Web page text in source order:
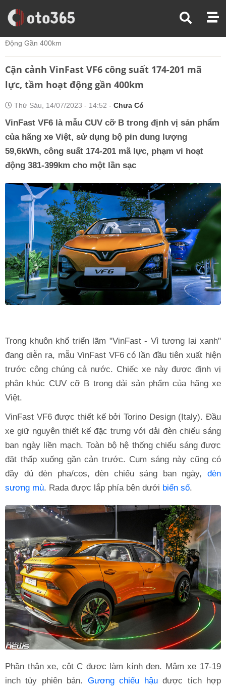
Trang Chủ
Tin Xe
Động Gần 400km
Cận cảnh VinFast VF6 công suất 174-201 mã
lực, tầm hoạt động gần 400km
Thứ Sáu, 14/07/2023 - 14:52 - Chưa Có
VinFast VF6 là mẫu CUV cỡ B trong định vị sản phẩm
của hãng xe Việt, sử dụng bộ pin dung lượng
59,6kWh, công suất 174-201 mã lực, phạm vi hoạt
động 381-399km cho một lần sạc
Trong khuôn khổ triển lãm "VinFast - Vì tương lai xanh"
đang diễn ra, mẫu VinFast VF6 có lần đầu tiên xuất hiện
trước công chúng cả nước. Chiếc xe này được định vị
phân khúc CUV cỡ B trong dải sản phẩm của hãng xe
Việt.
VinFast VF6 được thiết kế bởi Torino Design (Italy). Đầu
xe giữ nguyên thiết kế đặc trưng với dải đèn chiếu sáng
ban ngày liền mạch. Toàn bộ hệ thống chiếu sáng được
đặt thấp xuống gần cản trước. Cụm sáng này cũng có
đầy đủ đèn pha/cos, đèn chiếu sáng ban ngày, đèn
sương mù. Rada được lắp phía bên dưới biển số.
Phần thân xe, cột C được làm kính đen. Mâm xe 17-19
inch tùy phiên bản. Gương chiếu hậuđược tích hợp